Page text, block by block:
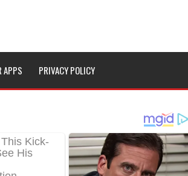
APPS PRIVACY POLICY